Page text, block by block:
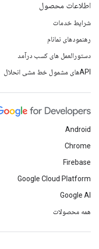
اطلاعات محصول
شرایط خدمات
رهنمودهای نمانام
دستورالعمل های کسب درآمد
APIهای مشمول خط مشی انحلال
Android
Chrome
Firebase
Google Cloud Platform
Google AI
همه محصولات